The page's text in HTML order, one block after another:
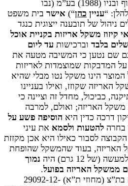
כהן נ’ מ. יוחננוף ובניו (1988) בע”מ (נבו
עניין כהן“) אישר בית משפט
ניהול של תובענה ייצוגית כנגד
אי קיזוז משקל אריזות בקניית אוכל
בלבד וברכישות עד ליום
שם נטען כי המשיבה מטעה את
המדבקות שמוצמדות לאריזות
המוצר הינו משקל נטו מבלי שהיא
האריזה שקוזז, ואילו בעניינו
כביכול, מחדל זה וציינה כי
האריזה; ואולם, למרבה
דרכה כדין היא הוסיפה פשע על
בחרה להטעות ולסמא את עיני
לסבור כאילו היא אכן מקזזת
האריזה, בעוד שהמשקל שהופחת
(של 12 גרם) היה
נמוך
ממשקל האריזה בפועל.
לא זו אף זו. גם בת”צ (מחוזי ת”א) 29092-12-